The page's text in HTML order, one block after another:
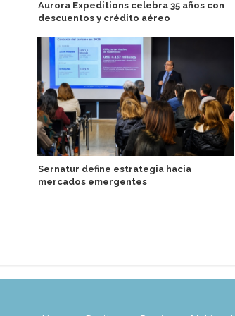
Aurora Expeditions celebra 35 años con
descuentos y crédito aéreo
Sernatur define estrategia hacia
mercados emergentes